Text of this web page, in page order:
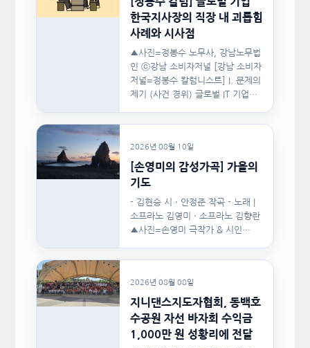
한국지사장의 직장 내 괴롭힘
사례와 시사점
▲사진=정봉수 노무사, 강남노무법
인 ⓒ강남 소비자저널 [강남 소비자
저널=정봉수 칼럼니스트] I. 문제의
제기 (사건 경위) 글로벌 IT 기업의
2026년 08월 10일
[손영미의 감성가곡] 가을의
기도
- 김현승 시 · 안정준 작곡 - 노래 |
소프라노 김영미 · 소프라노 김향란
▲사진=손영미 극작가 & 시인…
2026년 08월 08일
지니댄스지도자협회, 동백호
수공원 자선 바자회 수익금
1,000만 원 성황리에 전달